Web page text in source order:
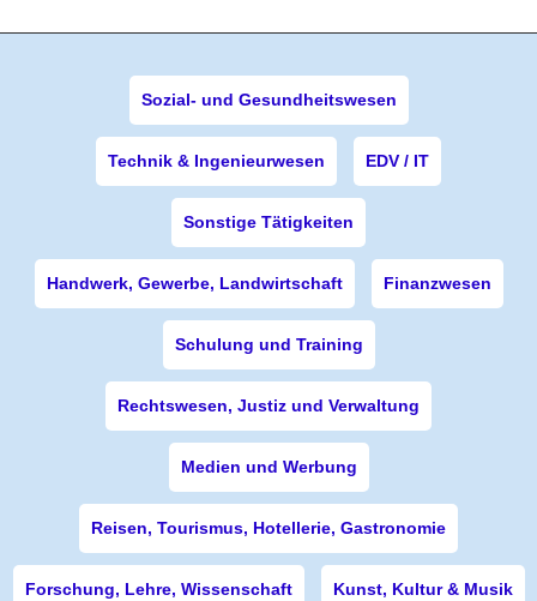
Sozial- und Gesundheitswesen
Technik & Ingenieurwesen EDV / IT
Sonstige Tätigkeiten
Handwerk, Gewerbe, Landwirtschaft Finanzwesen
Schulung und Training
Rechtswesen, Justiz und Verwaltung
Medien und Werbung
Reisen, Tourismus, Hotellerie, Gastronomie
Forschung, Lehre, Wissenschaft Kunst, Kultur & Musik